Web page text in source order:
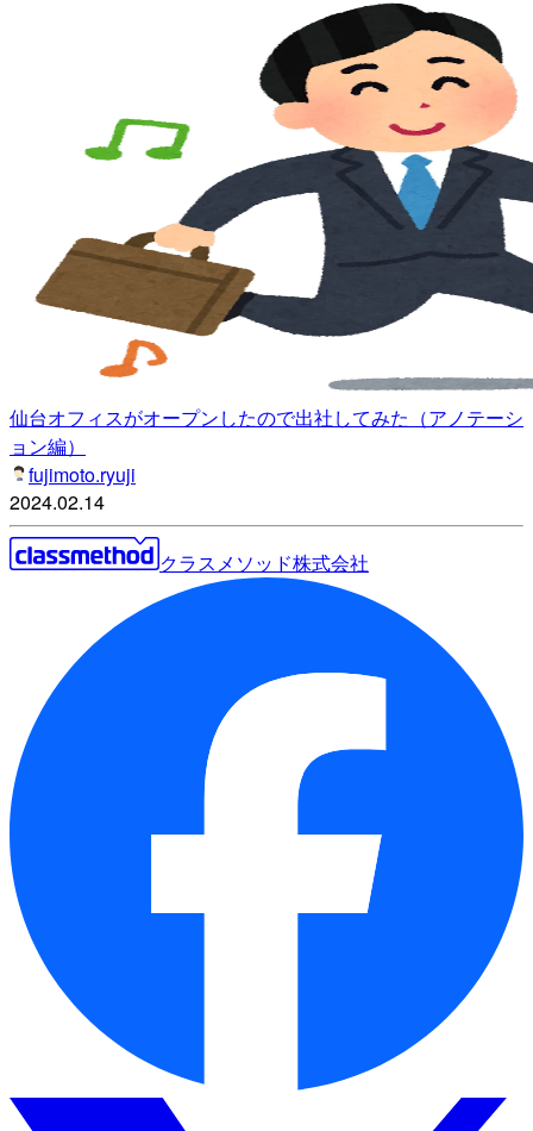
仙台オフィスがオープンしたので出社してみた（アノテーシ
ョン編）
fujimoto.ryuji
2024.02.14
クラスメソッド株式会社